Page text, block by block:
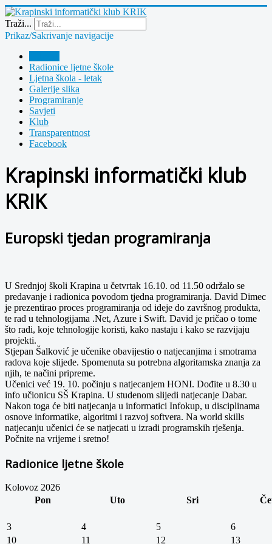
Traži...
Prikaz/Sakrivanje navigacije
Radionice ljetne škole
Ljetna škola - letak
Galerije slika
Programiranje
Savjeti
Klub
Transparentnost
Facebook
Krapinski informatički klub
KRIK
Europski tjedan programiranja
U Srednjoj školi Krapina u četvrtak 16.10. od 11.50 održalo se
predavanje i radionica povodom tjedna programiranja. David Dimec
je prezentirao proces programiranja od ideje do završnog produkta,
te rad u tehnologijama .Net, Azure i Swift. David je pričao o tome
što radi, koje tehnologije koristi, kako nastaju i kako se razvijaju
projekti.
Stjepan Šalković je učenike obavijestio o natjecanjima i smotrama
radova koje slijede. Spomenuta su potrebna algoritamska znanja za
njih, te načini pripreme.
Učenici već 19. 10. počinju s natjecanjem HONI. Dođite u 8.30 u
info učionicu SŠ Krapina. U studenom slijedi natjecanje Dabar.
Nakon toga će biti natjecanja u informatici Infokup, u disciplinama
osnove informatike, algoritmi i razvoj softvera. Na world skills
natjecanju učenici će se natjecati u izradi programskih rješenja.
Počnite na vrijeme i sretno!
Radionice ljetne škole
Year
Month
Year
Month
Kolovoz 2026
Pon
Uto Sri
3 4 5
6
10
11 12
13